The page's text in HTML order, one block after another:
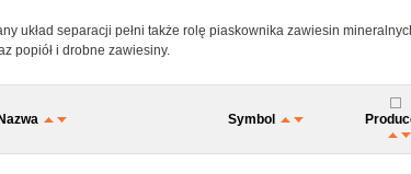
układ separacji pełni także rolę piaskownika zawiesin
popiół i drobne zawiesiny.
Nazwa Symbol